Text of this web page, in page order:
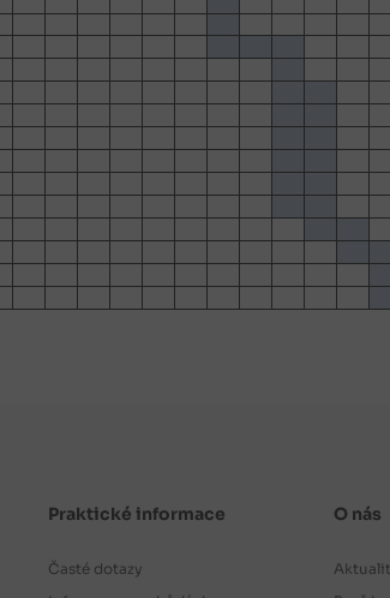
Praktické informace
Časté dotazy
O nás